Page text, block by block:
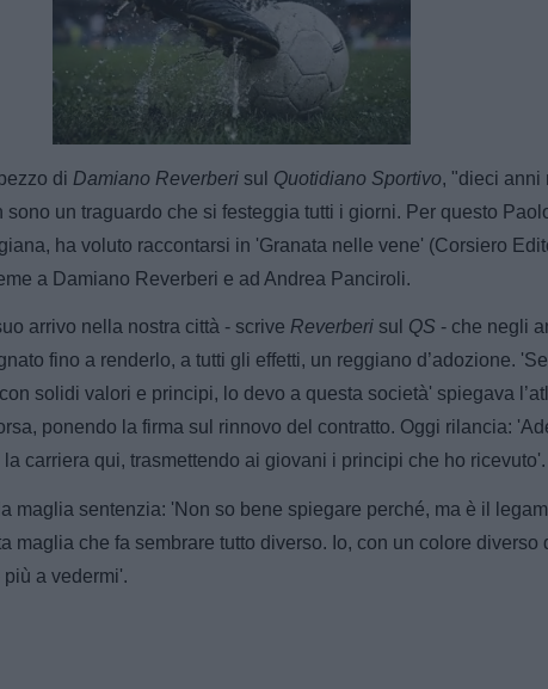
Unmute
Loaded
100.00%
di Damiano Reverberi sul Quotidiano Sportivo, "dieci anni
sono un traguardo che si festeggia tutti i giorni. Per questo
ha voluto raccontarsi in 'Granata nelle vene' (Corsiero
a Damiano Reverberi e ad Andrea Panciroli.
arrivo nella nostra città - scrive Reverberi sul QS - che negli
fino a renderlo, a tutti gli effetti, un reggiano d’adozione.
solidi valori e principi, lo devo a questa società' spiegava
ponendo la firma sul rinnovo del contratto. Oggi rilancia:
carriera qui, trasmettendo ai giovani i principi che ho ricevuto'.
maglia sentenzia: 'Non so bene spiegare perché, ma è il
maglia che fa sembrare tutto diverso. Io, con un colore diverso
a vedermi'.